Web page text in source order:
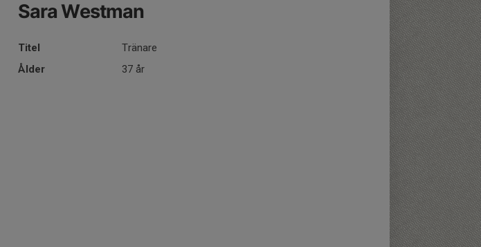
Sara Westman
Titel
Tränare
Ålder
37 år